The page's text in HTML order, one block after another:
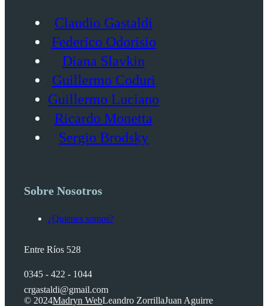
Claudio Gastaldi
Federico Odorisio
Diana Slavkin
Guillermo Coduri
Guillermo Luciano
Ricardo Monetta
Sergio Brodsky
Sobre Nosotros
¿Quienes somos?
Entre Ríos 528
0345 - 422 - 1044
crgastaldi@gmail.com
© 2024Madryn WebLeandro ZorrillaJuan Aguirre